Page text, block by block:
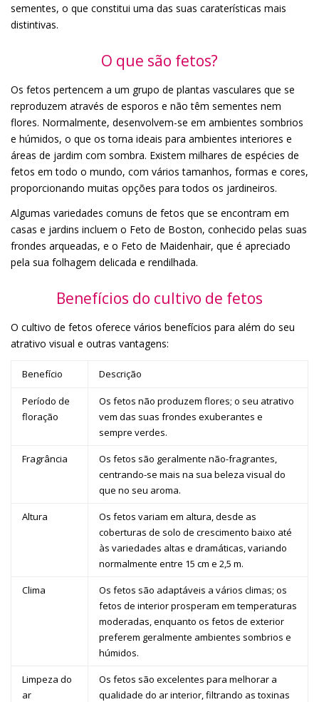
sementes, o que constitui uma das suas caraterísticas mais
distintivas.
O que são fetos?
Os fetos pertencem a um grupo de plantas vasculares que se
reproduzem através de esporos e não têm sementes nem
flores. Normalmente, desenvolvem-se em ambientes sombrios
e húmidos, o que os torna ideais para ambientes interiores e
áreas de jardim com sombra. Existem milhares de espécies de
fetos em todo o mundo, com vários tamanhos, formas e cores,
proporcionando muitas opções para todos os jardineiros.
Algumas variedades comuns de fetos que se encontram em
casas e jardins incluem o Feto de Boston, conhecido pelas suas
frondes arqueadas, e o Feto de Maidenhair, que é apreciado
pela sua folhagem delicada e rendilhada.
Benefícios do cultivo de fetos
O cultivo de fetos oferece vários benefícios para além do seu
atrativo visual e outras vantagens:
Benefício Descrição
Período de
floração
Os fetos não produzem flores; o seu atrativo
vem das suas frondes exuberantes e
sempre verdes.
Fragrância
Os fetos são geralmente não-fragrantes,
centrando-se mais na sua beleza visual do
que no seu aroma.
Altura
Os fetos variam em altura, desde as
coberturas de solo de crescimento baixo até
às variedades altas e dramáticas, variando
normalmente entre 15 cm e 2,5 m.
Clima
Os fetos são adaptáveis a vários climas; os
fetos de interior prosperam em temperaturas
moderadas, enquanto os fetos de exterior
preferem geralmente ambientes sombrios e
húmidos.
Limpeza do
ar
Os fetos são excelentes para melhorar a
qualidade do ar interior, filtrando as toxinas